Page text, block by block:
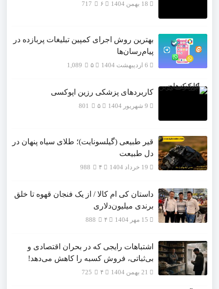
18 بهمن 1404 717
بهترین روش اجرای کمپین تبلیغات پربازده در
پیام‌رسان‌ها
6 اردیبهشت 1404 1,089
کاربردهای پزشکی رزین اپوکسی
9 شهریور 1404 801
قیر طبیعی (گیلسونایت)؛ طلای سیاه پنهان در
دل طبیعت
19 خرداد 1404 988
داستان کی ام کالا / از یک فنجان قهوه تا خلق
برندی میلیون‌دلاری
15 مهر 1404 888
اشتباهات رایجی که در بحران اقتصادی و
بی‌ثباتی، فروش کسبه را کاهش می‌دهد!
21 بهمن 1404 725